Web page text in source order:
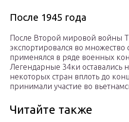
После 1945 года
После Второй мировой войны
экспортировался во множество
применялся в ряде военных
Легендарные 34ки оставались
некоторых стран вплоть до
принимали участие во
Читайте также